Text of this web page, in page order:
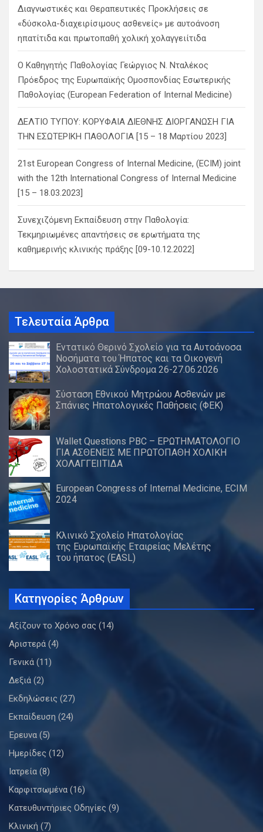
Διαγνωστικές και Θεραπευτικές Προκλήσεις σε
«δύσκολα-διαχειρίσιμους ασθενείς» με αυτοάνοση
ηπατίτιδα και πρωτοπαθή χολική χολαγγειίτιδα
Ο Καθηγητής Παθολογίας Γεώργιος Ν. Νταλέκος
Πρόεδρος της Ευρωπαϊκής Ομοσπονδίας Εσωτερικής
Παθολογίας (European Federation of Internal Medicine)
ΔΕΛΤΙΟ ΤΥΠΟΥ: ΚΟΡΥΦΑΙΑ ΔΙΕΘΝΗΣ ΔΙΟΡΓΑΝΩΣΗ ΓΙΑ
ΤΗΝ ΕΣΩΤΕΡΙΚΗ ΠΑΘΟΛΟΓΙΑ [15 – 18 Μαρτίου 2023]
21st European Congress of Internal Medicine, (ECIM) joint
with the 12th International Congress of Internal Medicine
[15 – 18.03.2023]
Συνεχιζόμενη Εκπαίδευση στην Παθολογία:
Τεκμηριωμένες απαντήσεις σε ερωτήματα της
καθημερινής κλινικής πράξης [09-10.12.2022]
Τελευταία Άρθρα
Εντατικό Θερινό Σχολείο για τα Αυτοάνοσα
Νοσήματα του Ήπατος και τα Οικογενή
Χολοστατικά Σύνδρομα 26-27.06.2026
Σύσταση Εθνικού Μητρώου Ασθενών με
Σπάνιες Ηπατολογικές Παθήσεις (ΦΕΚ)
Wallet Questions PBC – ΕΡΩΤΗΜΑΤΟΛΟΓΙΟ
ΓΙΑ ΑΣΘΕΝΕΙΣ ΜΕ ΠΡΩΤΟΠΑΘΗ ΧΟΛΙΚΗ
ΧΟΛΑΓΓΕΙΙΤΙΔΑ
European Congress of Internal Medicine, ECIM
2024
Κλινικό Σχολείο Ηπατολογίας
της Ευρωπαϊκής Εταιρείας Μελέτης
του ήπατος (EASL)
Κατηγορίες Άρθρων
Αξίζουν το Χρόνο σας (14)
Αριστερά (4)
Γενικά (11)
Δεξιά (2)
Εκδηλώσεις (27)
Εκπαίδευση (24)
Έρευνα (5)
Ημερίδες (12)
Ιατρεία (8)
Καρφιτσωμένα (16)
Κατευθυντήριες Οδηγίες (9)
Κλινική (7)